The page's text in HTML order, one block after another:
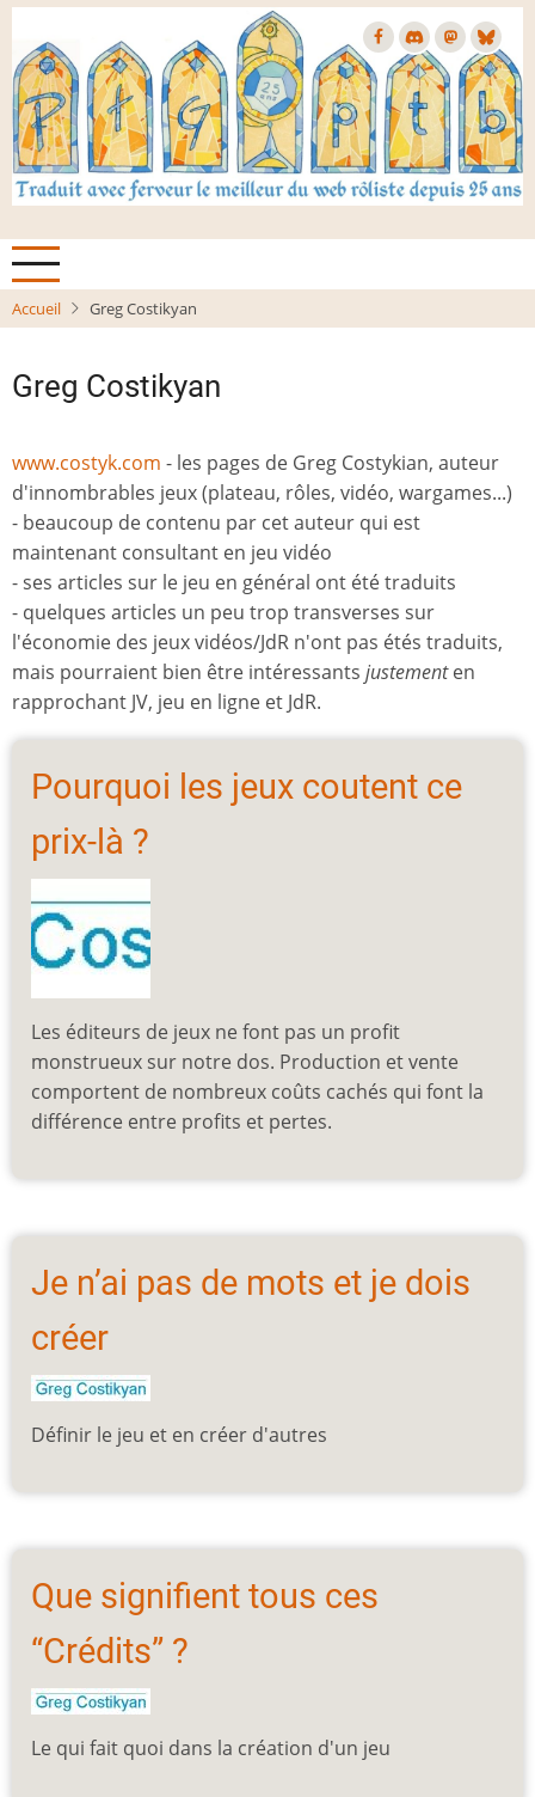
Aller
contenu
principal
Accueil Greg Costikyan
Greg Costikyan
www.costyk.com - les pages de Greg Costykian, auteur
d'innombrables jeux (plateau, rôles, vidéo, wargames...)
- beaucoup de contenu par cet auteur qui est
maintenant consultant en jeu vidéo
- ses articles sur le jeu en général ont été traduits
- quelques articles un peu trop transverses sur
l'économie des jeux vidéos/JdR n'ont pas étés traduits,
mais pourraient bien être intéressants justementen
rapprochant JV, jeu en ligne et JdR.
Pourquoi les jeux coutent ce
prix-là ?
Les éditeurs de jeux ne font pas un profit
monstrueux sur notre dos. Production et vente
comportent de nombreux coûts cachés qui font la
différence entre profits et pertes.
Je n’ai pas de mots et je dois
créer
Définir le jeu et en créer d'autres
Que signifient tous ces
“Crédits” ?
Le qui fait quoi dans la création d'un jeu